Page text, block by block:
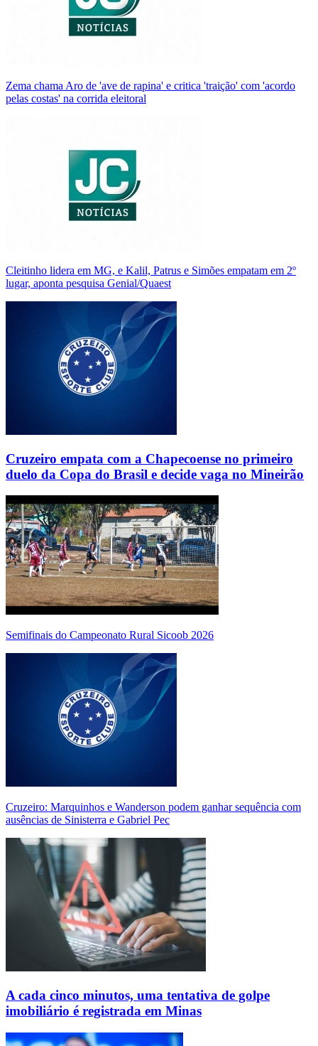
Zema chama Aro de 'ave de rapina' e critica 'traição' com 'acordo
pelas costas' na corrida eleitoral
Cleitinho lidera em MG, e Kalil, Patrus e Simões empatam em 2º
lugar, aponta pesquisa Genial/Quaest
Cruzeiro empata com a Chapecoense no primeiro
duelo da Copa do Brasil e decide vaga no Mineirão
Semifinais do Campeonato Rural Sicoob 2026
Cruzeiro: Marquinhos e Wanderson podem ganhar sequência com
ausências de Sinisterra e Gabriel Pec
A cada cinco minutos, uma tentativa de golpe
imobiliário é registrada em Minas